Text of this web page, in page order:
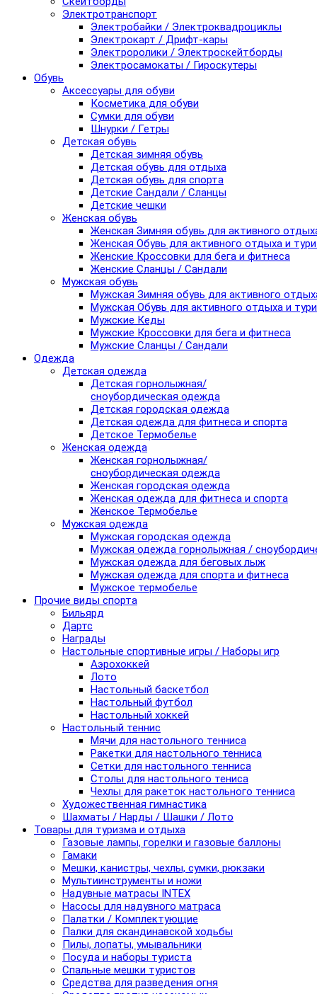
Электротранспорт
Электробайки / Электроквадроциклы
Электрокарт / Дрифт-кары
Электроролики / Электроскейтборды
Электросамокаты / Гироскутеры
Обувь
Аксессуары для обуви
Косметика для обуви
Сумки для обуви
Шнурки / Гетры
Детская обувь
Детская зимняя обувь
Детская обувь для отдыха
Детская обувь для спорта
Детские Сандали / Сланцы
Детские чешки
Женская обувь
Женская Зимняя обувь для активного
Женская Обувь для активного отдыха и
Женские Кроссовки для бега и фитнеса
Женские Сланцы / Сандали
Мужская обувь
Мужская Зимняя обувь для активного
Мужская Обувь для активного отдыха и
Мужские Кеды
Мужские Кроссовки для бега и фитнеса
Мужские Сланцы / Сандали
Одежда
Детская одежда
Детская горнолыжная/
сноубордическая одежда
Детская городская одежда
Детская одежда для фитнеса и спорта
Детское Термобелье
Женская одежда
Женская горнолыжная/
сноубордическая одежда
Женская городская одежда
Женская одежда для фитнеса и спорта
Женское Термобелье
Мужская одежда
Мужская городская одежда
Мужская одежда горнолыжная /
Мужская одежда для беговых лыж
Мужская одежда для спорта и фитнеса
Мужское термобелье
Прочие виды спорта
Бильярд
Дартс
Награды
Настольные спортивные игры / Наборы игр
Аэрохоккей
Лото
Настольный баскетбол
Настольный футбол
Настольный хоккей
Настольный теннис
Мячи для настольного тенниса
Ракетки для настольного тенниса
Сетки для настольного тенниса
Столы для настольного тениса
Чехлы для ракеток настольного тенниса
Художественная гимнастика
Шахматы / Нарды / Шашки / Лото
Товары для туризма и отдыха
Газовые лампы, горелки и газовые баллоны
Гамаки
Мешки, канистры, чехлы, сумки, рюкзаки
Мультиинструменты и ножи
Надувные матрасы INTEX
Насосы для надувного матраса
Палатки / Комплектующие
Палки для скандинавской ходьбы
Пилы, лопаты, умывальники
Посуда и наборы туриста
Спальные мешки туристов
Средства для разведения огня